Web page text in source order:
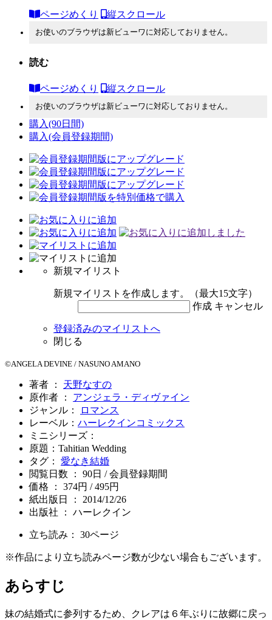
ページめくり 縦スクロール
お使いのブラウザは新ビューワに対応しておりません。
読む
ページめくり 縦スクロール
お使いのブラウザは新ビューワに対応しておりません。
購入(90日間)
購入(会員登録期間)
新規マイリスト
新規マイリストを作成します。（最大15文字）
作成 キャンセル
登録済みのマイリストへ
閉じる
©ANGELA DEVINE / NASUNO AMANO
著者 ： 天野なすの
原作者 ： アンジェラ・ディヴァイン
ジャンル：
ロマンス
レーベル： ハーレクインコミックス
ミニシリーズ：
原題：Tahitian Wedding
タグ： 愛なき結婚
閲覧日数 ： 90日 / 会員登録期間
価格 ： 374円 / 495円
紙出版日 ： 2014/12/26
出版社 ： ハーレクイン
立ち読み： 30ページ
※作品により立ち読みページ数が少ない場合もございます。
あらすじ
妹の結婚式に参列するため、クレアは６年ぶりに故郷に戻っ